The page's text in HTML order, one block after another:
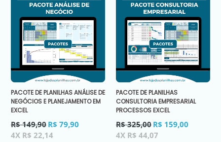
PACOTE DE PLANILHAS ANÁLISE DE
NEGÓCIOS E PLANEJAMENTO EM
EXCEL
Preço
normal
R$ 149,90 R$ 79,90
4X R$ 22,14
PACOTE DE PLANILHAS
CONSULTORIA EMPRESARIAL
PROCESSOS EXCEL
Preço
normal
R$ 325,00 R$ 159,00
4X R$ 44,07